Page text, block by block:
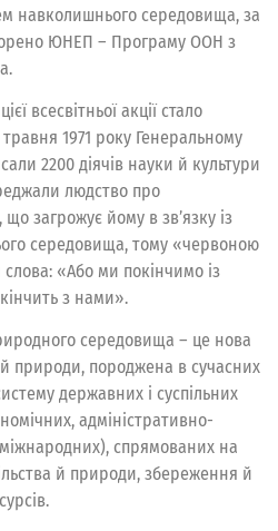
навколишнього середовища, за
ЮНЕП – Програму ООН з
всесвітньої акції стало
1971 року Генеральному
2200 діячів науки й культури
людство про
загрожує йому в зв’язку із
середовища, тому «червоною
«Або ми покінчимо із
з нами».
середовища – це нова
природи, породжена в сучасних
державних і суспільних
адміністративно-
спрямованих на
й природи, збереження й